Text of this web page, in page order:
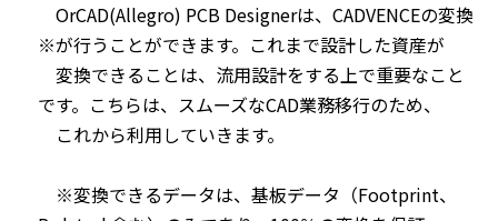
OrCAD(Allegro) PCB Designerは、CADVENCEの変換
※が行うことができます。これまで設計した資産が
変換できることは、流用設計をする上で重要なこと
です。こちらは、スムーズなCAD業務移行のため、
これから利用していきます。
※変換できるデータは、基板データ（Footprint、